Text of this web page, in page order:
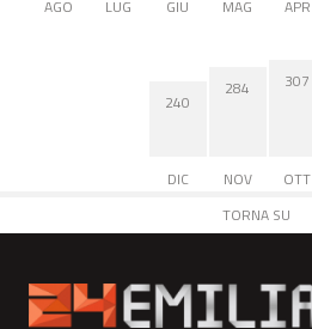
AGO
LUG GIU MAG APR
240
DIC
284
NOV
307
OTT
TORNA SU